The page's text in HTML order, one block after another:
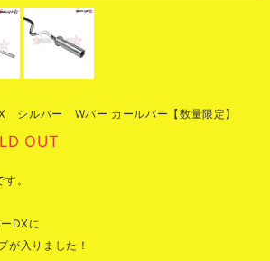
シルバー Wバー カールバー【数量限定】
OUT
。
DXに
が入りました！